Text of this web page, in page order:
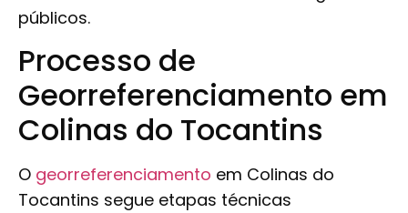
públicos.
Processo de
Georreferenciamento em
Colinas do Tocantins
O georreferenciamento em Colinas do
Tocantins segue etapas técnicas